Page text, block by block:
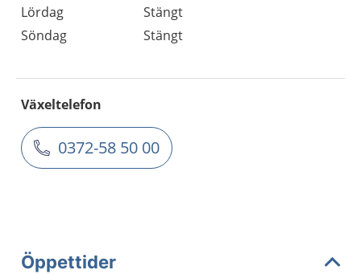
Lördag
Stängt
Söndag
Stängt
Växeltelefon
0372-58 50 00
Öppettider